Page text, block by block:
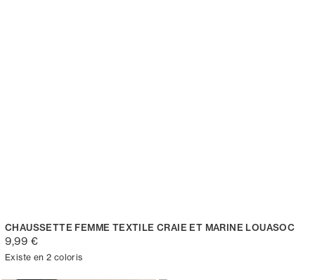
CHAUSSETTE FEMME TEXTILE CRAIE ET MARINE LOUASOC
9,99 €
Existe en 2 coloris